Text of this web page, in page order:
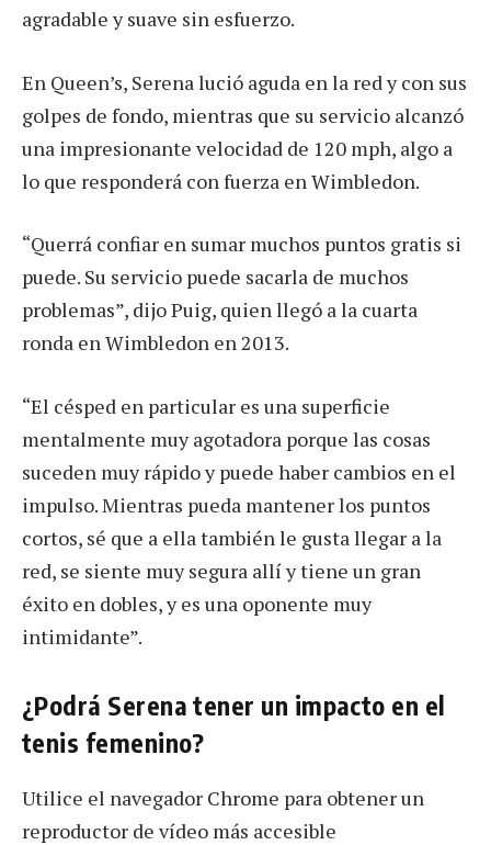
agradable y suave sin esfuerzo.
En Queen’s, Serena lució aguda en la red y con sus
golpes de fondo, mientras que su servicio alcanzó
una impresionante velocidad de 120 mph, algo a
lo que responderá con fuerza en Wimbledon.
“Querrá confiar en sumar muchos puntos gratis si
puede. Su servicio puede sacarla de muchos
problemas”, dijo Puig, quien llegó a la cuarta
ronda en Wimbledon en 2013.
“El césped en particular es una superficie
mentalmente muy agotadora porque las cosas
suceden muy rápido y puede haber cambios en el
impulso. Mientras pueda mantener los puntos
cortos, sé que a ella también le gusta llegar a la
red, se siente muy segura allí y tiene un gran
éxito en dobles, y es una oponente muy
intimidante”.
¿Podrá Serena tener un impacto en el
tenis femenino?
Utilice el navegador Chrome para obtener un
reproductor de vídeo más accesible